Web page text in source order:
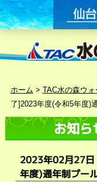
ホーム > TAC水の森ウ
了]2023年度(令和5年度)
お知ら
2023年02月27
年度)通年制プー